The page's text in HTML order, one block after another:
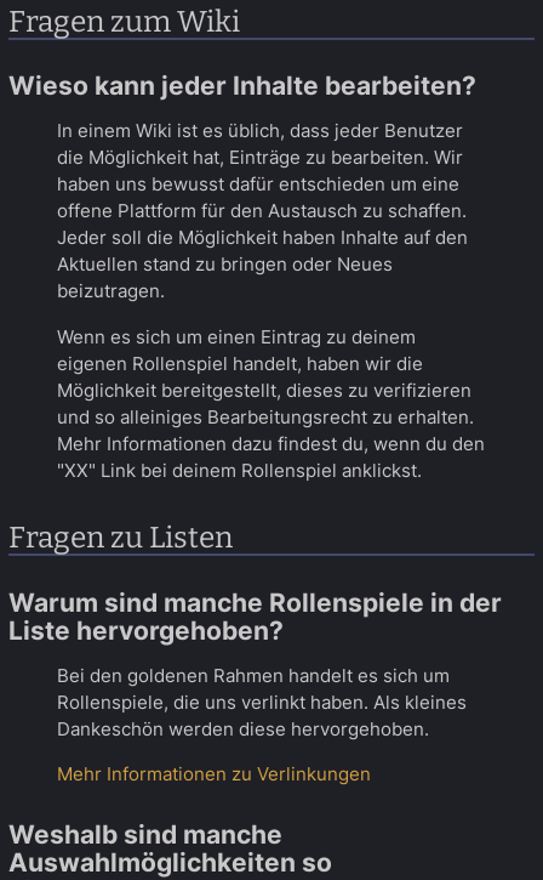
Fragen zum Wiki
Wieso kann jeder Inhalte bearbeiten?
In einem Wiki ist es üblich, dass jeder Benutzer
die Möglichkeit hat, Einträge zu bearbeiten. Wir
haben uns bewusst dafür entschieden um eine
offene Plattform für den Austausch zu schaffen.
Jeder soll die Möglichkeit haben Inhalte auf den
Aktuellen stand zu bringen oder Neues
beizutragen.
Wenn es sich um einen Eintrag zu deinem
eigenen Rollenspiel handelt, haben wir die
Möglichkeit bereitgestellt, dieses zu verifizieren
und so alleiniges Bearbeitungsrecht zu erhalten.
Mehr Informationen dazu findest du, wenn du den
"XX" Link bei deinem Rollenspiel anklickst.
Fragen zu Listen
Warum sind manche Rollenspiele in der
Liste hervorgehoben?
Bei den goldenen Rahmen handelt es sich um
Rollenspiele, die uns verlinkt haben. Als kleines
Dankeschön werden diese hervorgehoben.
Mehr Informationen zu Verlinkungen
Weshalb sind manche
Auswahlmöglichkeiten so